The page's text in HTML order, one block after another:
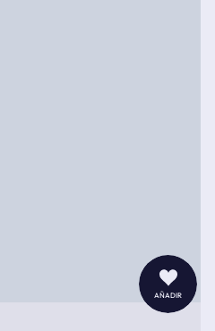
añadir